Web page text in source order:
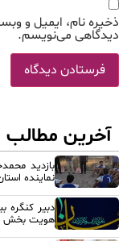
ذخیره نام، ایمیل و
دیدگاهی می‌نویسم.
آخرین مطالب
بازدید
نماینده
دبیر کنگره
هویت بخش